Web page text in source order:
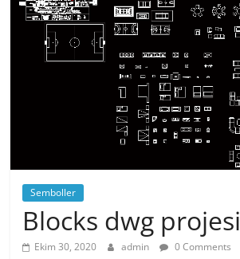
Semboller
Blocks dwg projesi
Ekim 30, 2020 admin
0 Comments